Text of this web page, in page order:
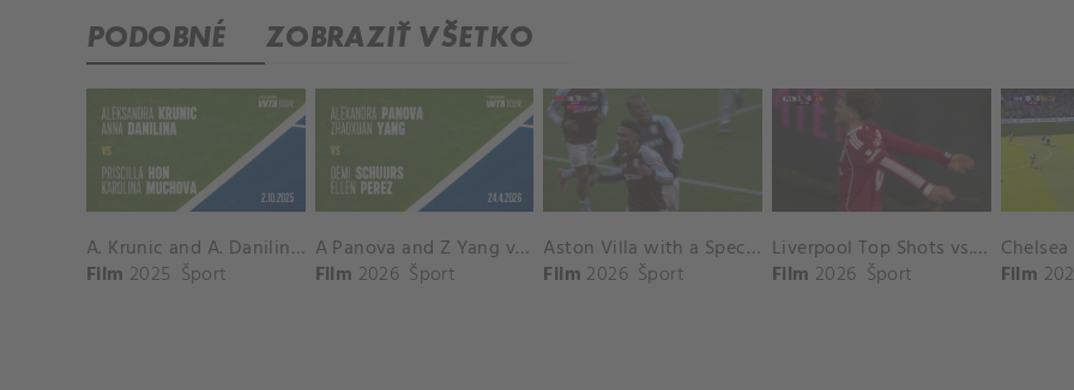
PODOBNÉ ZOBRAZIŤ VŠETKO
A. Krunic and A. Danilina vs. P. Hon and K. Muchova Match Highlights - BEIJING_Capital Group Diamond ( October 02, 2025)
Film 2025 Šport
A Panova and Z Yang vs D Schuurs and E Perez Match Highlights - MADRID_Court 8 ( April 24, 2026)
Film 2026 Šport
Aston Villa with a Spectacular Goal vs. Nottingham Forest
Film 2026 Šport
Liverpool Top Shots vs. Fulham
Film 2026 Šport
Film